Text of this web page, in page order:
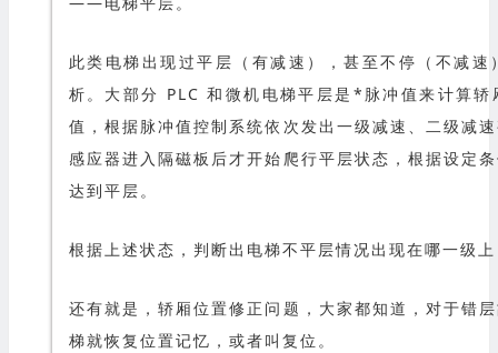
此类电梯出现过平层（有减速），甚至不停（不减
析。大部分 PLC 和微机电梯平层是*脉冲值来计算
值，根据脉冲值控制系统依次发出一级减速、二级减
感应器进入隔磁板后才开始爬行平层状态，根据设定
达到平层。
根据上述状态，判断出电梯不平层情况出现在哪一级
还有就是，轿厢位置修正问题，大家都知道，对于错
梯就恢复位置记忆，或者叫复位。